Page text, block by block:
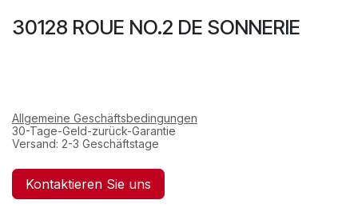
30128 ROUE NO.2 DE SONNERIE
Allgemeine Geschäftsbedingungen
30-Tage-Geld-zurück-Garantie
Versand: 2-3 Geschäftstage
Kontaktieren Sie uns